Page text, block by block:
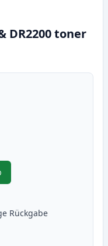
DR2200 toner
Brother TN2010 &
Rückgabe